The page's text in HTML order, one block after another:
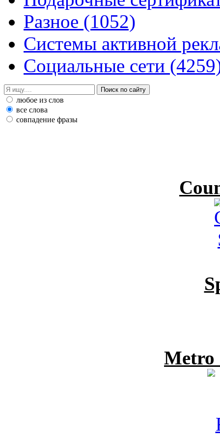
Разное (1052)
Системы активной
Социальные сети
любое из слов
все слова
совпадение фразы
Metro